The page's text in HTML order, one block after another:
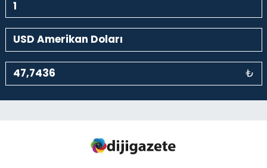
₺